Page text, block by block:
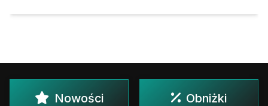
Nowości Obniżki